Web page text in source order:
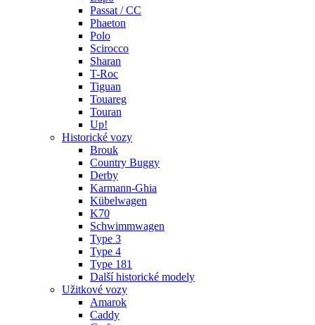
Passat / CC
Phaeton
Polo
Scirocco
Sharan
T-Roc
Tiguan
Touareg
Touran
Up!
Historické vozy
Brouk
Country Buggy
Derby
Karmann-Ghia
Kübelwagen
K70
Schwimmwagen
Type 3
Type 4
Type 181
Další historické modely
Užitkové vozy
Amarok
Caddy